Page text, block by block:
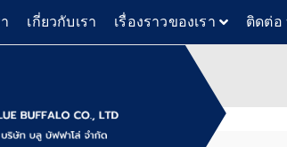
เกี่ยวกับเรา เรื่องราวของเรา ติดต่อ